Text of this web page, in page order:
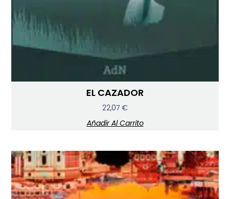
EL CAZADOR
22,07 €
Añadir Al Carrito